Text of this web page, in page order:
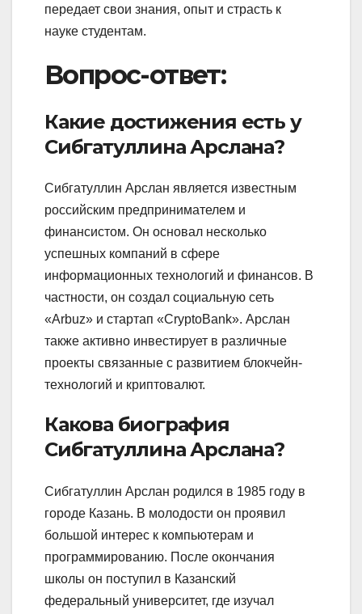
передает свои знания, опыт и страсть к
науке студентам.
Вопрос-ответ:
Какие достижения есть у
Сибгатуллина Арслана?
Сибгатуллин Арслан является известным
российским предпринимателем и
финансистом. Он основал несколько
успешных компаний в сфере
информационных технологий и финансов. В
частности, он создал социальную сеть
«Arbuz» и стартап «CryptoBank». Арслан
также активно инвестирует в различные
проекты связанные с развитием блокчейн-
технологий и криптовалют.
Какова биография
Сибгатуллина Арслана?
Сибгатуллин Арслан родился в 1985 году в
городе Казань. В молодости он проявил
большой интерес к компьютерам и
программированию. После окончания
школы он поступил в Казанский
федеральный университет, где изучал